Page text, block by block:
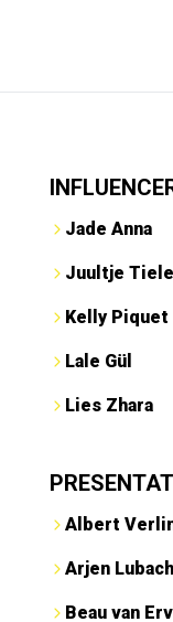
Jade Anna
Juultje
Kelly Piquet
Lale Gül
Lies Zhara
Albert
Arjen Lubach
Beau van